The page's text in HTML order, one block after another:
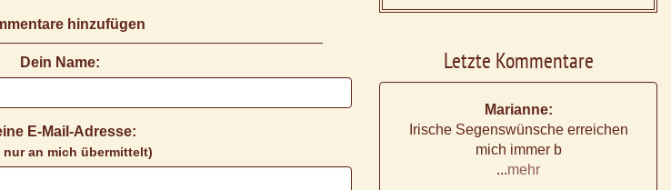
hinzufügen
Dein Name:
E-Mail-Adresse:
nur an mich übermittelt)
Letzte Kommentare
Marianne:
Irische Segenswünsche erreichen
mich immer b
...mehr